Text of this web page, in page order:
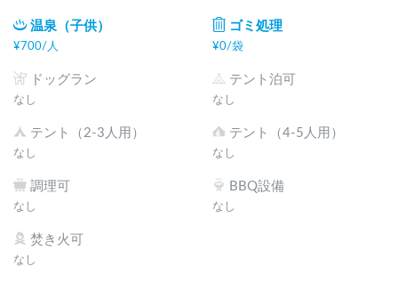
温泉（子供）
¥700/ 人
ゴミ処理
¥0/袋
ドッグラン
なし
テント泊可
なし
テント（2-3人用）
なし
テント（4-5人用）
なし
調理可
なし
BBQ設備
なし
焚き火可
なし